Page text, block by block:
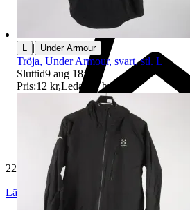
229 548 omdömen
Läs omdömen
| Under Armour
Tröja, Under Armour, svart, stl. L
Sluttid9 aug 18:46
Pris:12 kr,Ledande bud